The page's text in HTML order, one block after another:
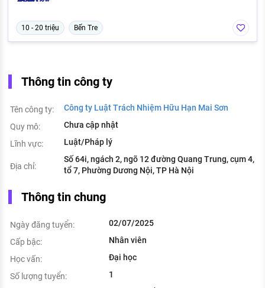
10 - 20 triệu Bến Tre
Thông tin công ty
Tên công ty:
Công ty Luật Trách Nhiệm Hữu Hạn Mai Sơn
Quy mô:
Chưa cập nhật
Lĩnh vực:
Luật/Pháp lý
Địa chỉ:
Số 64i, ngách 2, ngõ 12 đường Quang Trung, cụm 4,
tổ 7, Phường Dương Nội, TP Hà Nội
Thông tin chung
Ngày đăng tuyển:
02/07/2025
Cấp bậc:
Nhân viên
Học vấn:
Đại học
Số lượng tuyển:
1